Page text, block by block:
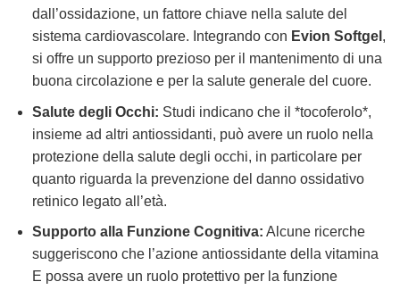
dall’ossidazione, un fattore chiave nella salute del
sistema cardiovascolare. Integrando con Evion Softgel ,
si offre un supporto prezioso per il mantenimento di una
buona circolazione e per la salute generale del cuore.
Salute degli Occhi: Studi indicano che il *tocoferolo*,
insieme ad altri antiossidanti, può avere un ruolo nella
protezione della salute degli occhi, in particolare per
quanto riguarda la prevenzione del danno ossidativo
retinico legato all’età.
Supporto alla Funzione Cognitiva: Alcune ricerche
suggeriscono che l’azione antiossidante della vitamina
E possa avere un ruolo protettivo per la funzione